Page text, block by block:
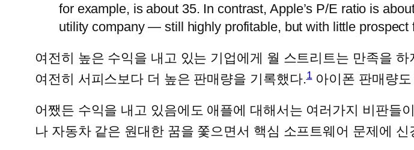
for example, is about 35. In contrast, Apple’s P/E ratio is
utility company — still highly profitable, but with little prospect
여전히 높은 수익을 내고 있는 기업에게 월 스트리트는 만족을
여전히 서피스보다 더 높은 판매량을 기록했다.1아이폰 판매량
어쨌든 수익을 내고 있음에도 애플에 대해서는 여러가지 비판들
나 자동차 같은 원대한 꿈을 쫓으면서 핵심 소프트웨어 문제에